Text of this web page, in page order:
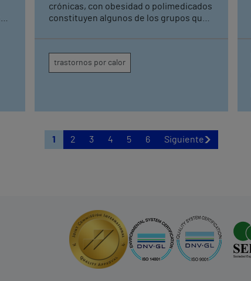
crónicas, con obesidad o polimedicados
constituyen algunos de los grupos que
de Urgencias del Hospital Vithas Las
Palmas
trastornos por calor
1 2 3 4 5 6 Siguiente